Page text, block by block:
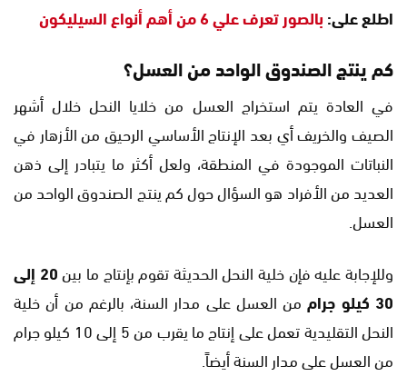
اطلع على:بالصور تعرف علي 6 من أهم أنواع السيليكون
كم ينتج الصندوق الواحد من العسل؟
في العادة يتم استخراج العسل من خلايا النحل خلال أشهر
الصيف والخريف أي بعد الإنتاج الأساسي الرحيق من الأزهار في
النباتات الموجودة في المنطقة، ولعل أكثر ما يتبادر إلى ذهن
العديد من الأفراد هو السؤال حول كم ينتج الصندوق الواحد من
العسل.
وللإجابة عليه فإن خلية النحل الحديثة تقوم بإنتاج ما بين
20 إلى
30 كيلو جرام
من العسل على مدار السنة، بالرغم من أن خلية
النحل التقليدية تعمل على إنتاج ما يقرب من 5 إلى 10 كيلو جرام
من العسل على مدار السنة أيضاً.